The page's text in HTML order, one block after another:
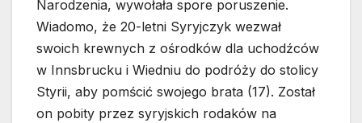
Narodzenia, wywołała spore poruszenie.
Wiadomo, że 20-letni Syryjczyk wezwał
swoich krewnych z ośrodków dla uchodźców
w Innsbrucku i Wiedniu do podróży do stolicy
Styrii, aby pomścić swojego brata (17). Został
on pobity przez syryjskich rodaków na